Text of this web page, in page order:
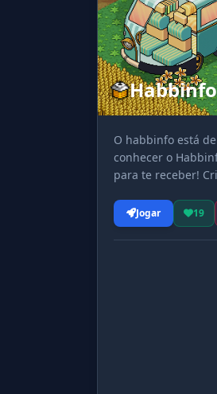
Habbinfo
O habbinfo está
conhecer o
para te receber!
Jogar 19